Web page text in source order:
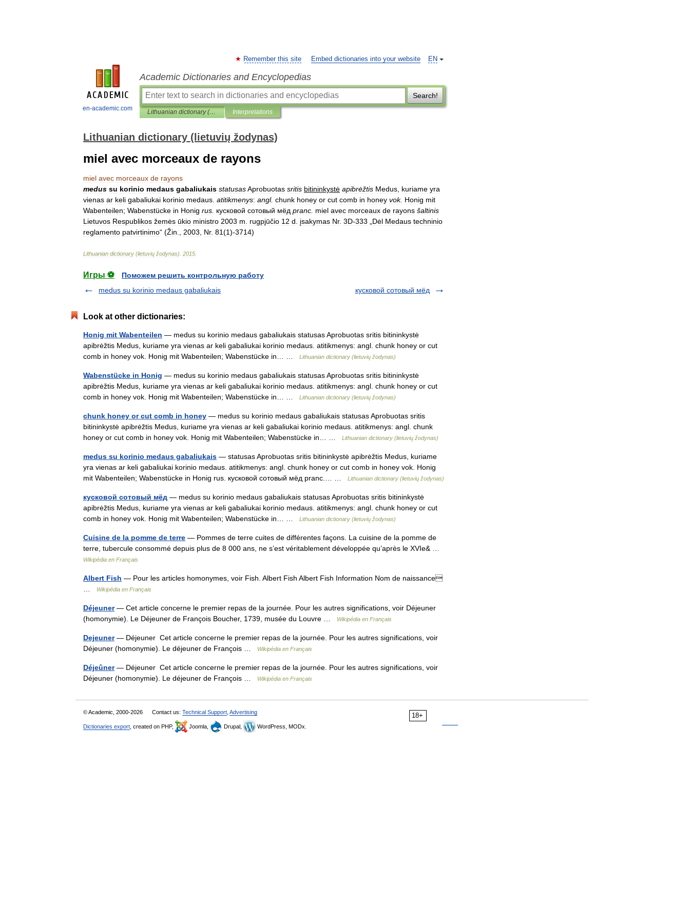
en-academic.com
EN
Remember this site Embed dictionaries into your website
Academic Dictionaries and Encyclopedias
Search!
Lithuanian dictionary (lietuvių žodynas) Interpretations
Lithuanian dictionary (lietuvių žodynas)
miel avec morceaux de rayons
miel avec morceaux de rayons
medus su korinio medaus gabaliukais statusasAprobuotas sritis bitininkystė apibrėžtis Medus kuriame yra
vienas ar keli gabaliukai korinio medaus atitikmenys: angl. chunk honey or cut comb in honey vok. Honig mit
Wabenteilen; Wabenstücke in Honig rus кусковой сотовый мёд pranc miel avec morceaux de rayons šaltinis
Lietuvos Respublikos žemės ūkio ministro 2003 m rugpjūčio 12 d įsakymas Nr. 3D-333 Dėl Medaus techninio
reglamento patvirtinimo“ (Žin 2003 Nr. 81(1)-3714)
Lithuanian dictionary (lietuvių žodynas) 2015
Игры ⚽
Поможем решить контрольную работу
medus su korinio medaus gabaliukais
кусковой сотовый мёд
Look at other dictionaries:
Honig mit Wabenteilen — medus su korinio medaus gabaliukais statusas Aprobuotas sritis bitininkystė
apibrėžtis Medus, kuriame yra vienas ar keli gabaliukai korinio medaus. atitikmenys: angl. chunk honey or cut
comb in honey vok. Honig mit Wabenteilen; Wabenstücke in… …
Lithuanian dictionary (lietuvių žodynas)
Wabenstücke in Honig — medus su korinio medaus gabaliukais statusas Aprobuotas sritis bitininkystė
apibrėžtis Medus, kuriame yra vienas ar keli gabaliukai korinio medaus. atitikmenys: angl. chunk honey or cut
comb in honey vok. Honig mit Wabenteilen; Wabenstücke in… …
Lithuanian dictionary (lietuvių žodynas)
chunk honey or cut comb in honey — medus su korinio medaus gabaliukais statusas Aprobuotas sritis
bitininkystė apibrėžtis Medus, kuriame yra vienas ar keli gabaliukai korinio medaus. atitikmenys: angl. chunk
honey or cut comb in honey vok. Honig mit Wabenteilen; Wabenstücke in… …
Lithuanian dictionary (lietuvių žodynas)
medus su korinio medaus gabaliukais — statusas Aprobuotas sritis bitininkystė apibrėžtis Medus, kuriame
yra vienas ar keli gabaliukai korinio medaus. atitikmenys: angl. chunk honey or cut comb in honey vok. Honig
mit Wabenteilen; Wabenstücke in Honig rus. кусковой сотовый мёд pranc.… …
Lithuanian dictionary (lietuvių žodynas)
кусковой сотовый мёд — medus su korinio medaus gabaliukais statusas Aprobuotas sritis bitininkystė
apibrėžtis Medus, kuriame yra vienas ar keli gabaliukai korinio medaus. atitikmenys: angl. chunk honey or cut
comb in honey vok. Honig mit Wabenteilen; Wabenstücke in… …
Lithuanian dictionary (lietuvių žodynas)
Cuisine de la pomme de terre — Pommes de terre cuites de différentes façons. La cuisine de la pomme de
terre, tubercule consommé depuis plus de 8 000 ans, ne s’est véritablement développée qu’après le XVIe& …
Wikipédia en Français
Albert Fish — Pour les articles homonymes, voir Fish. Albert Fish Albert Fish Information Nom de naissance
Wikipédia en Français
Déjeuner— Cet article concerne le premier repas de la journée. Pour les autres significations, voir Déjeuner
(homonymie). Le Déjeuner de François Boucher, 1739, musée du Louvre …
Wikipédia en Français
Dejeuner— Déjeuner Cet article concerne le premier repas de la journée. Pour les autres significations, voir
Déjeuner (homonymie). Le déjeuner de François …
Wikipédia en Français
Déjeûner— Déjeuner Cet article concerne le premier repas de la journée. Pour les autres significations, voir
Déjeuner (homonymie). Le déjeuner de François …
Wikipédia en Français
18+
© Academic, 2000-2026 Contact us: Technical Support Advertising
Dictionaries export , created on PHP, Joomla, Drupal, WordPress, MODx.